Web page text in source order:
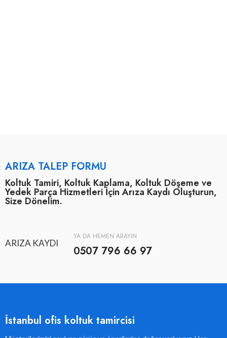
ARIZA TALEP FORMU
Koltuk Tamiri, Koltuk Kaplama, Koltuk Döşeme ve
Yedek Parça Hizmetleri İçin Arıza Kaydı Oluşturun,
Size Dönelim.
ARIZA KAYDI
YA DA HEMEN ARAYIN
0507 796 66 97
İstanbul ofis koltuk tamircisi